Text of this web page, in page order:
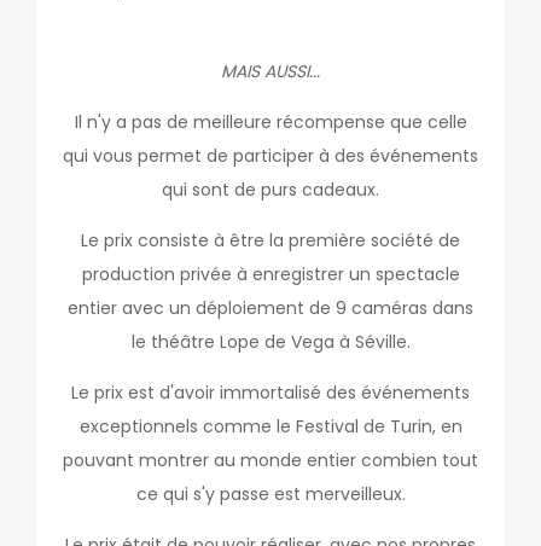
MAIS AUSSI...
Il n'y a pas de meilleure récompense que celle
qui vous permet de participer à des événements
qui sont de purs cadeaux.
Le prix consiste à être la première société de
production privée à enregistrer un spectacle
entier avec un déploiement de 9 caméras dans
le théâtre Lope de Vega à Séville.
Le prix est d'avoir immortalisé des événements
exceptionnels comme le Festival de Turin, en
pouvant montrer au monde entier combien tout
ce qui s'y passe est merveilleux.